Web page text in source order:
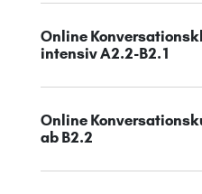
Online
intensiv A2.2-B2.1
Online
ab B2.2